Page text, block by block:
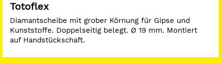
Totoflex
Diamantscheibe mit grober Körnung für Gipse und
Kunststoffe. Doppelseitig belegt. Ø 19 mm. Montiert
auf Handstückschaft.